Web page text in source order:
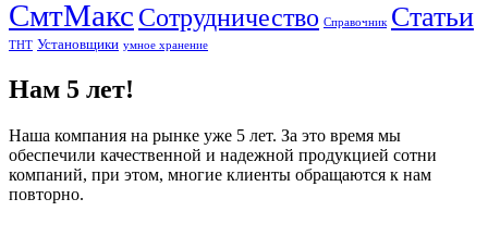
СмтМакс Сотрудничество Справочник Статьи
ТНТ Установщики умное хранение
Нам 5 лет!
Наша компания на рынке уже 5 лет. За это время мы
обеспечили качественной и надежной продукцией сотни
компаний, при этом, многие клиенты обращаются к нам
повторно.